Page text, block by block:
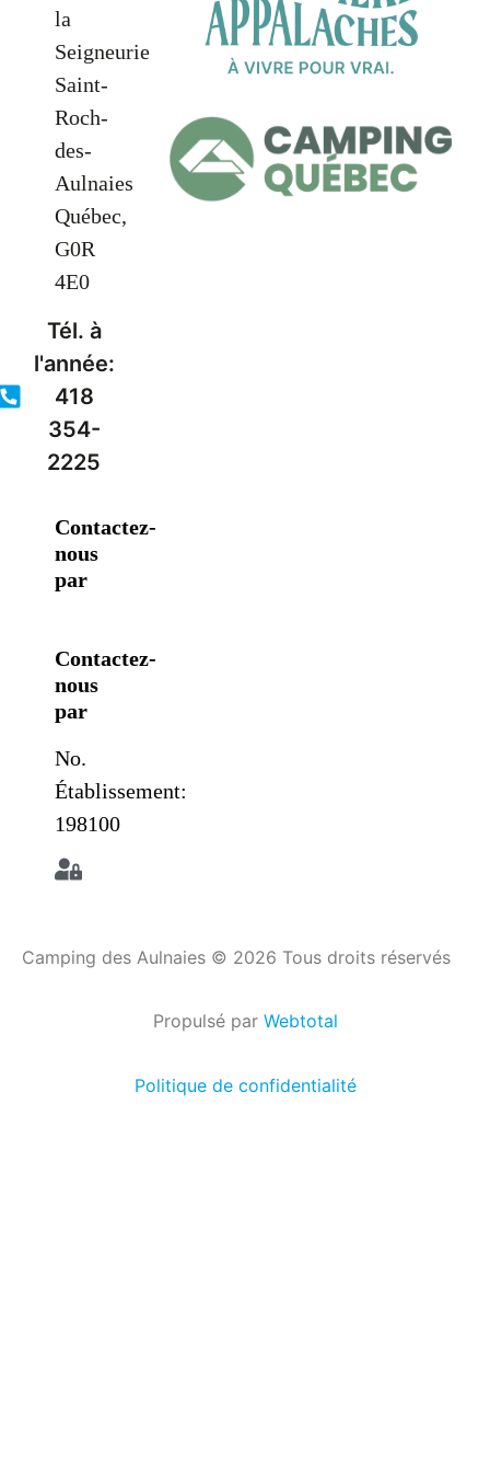
la
Seigneurie
Saint-
Roch-
des-
Aulnaies
Québec,
G0R
4E0
Tél. à
l'année:
418
354-
2225
Contactez-
nous
par
Contactez-
nous
par
No.
Établissement:
198100
Camping des Aulnaies © 2026 Tous droits réservés
Propulsé par Webtotal
Politique de confidentialité